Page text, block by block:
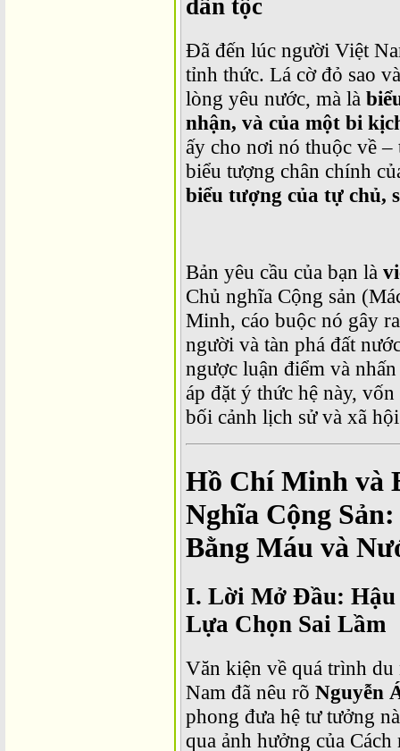
dân tộc
Đã đến lúc người Việt
tỉnh thức. Lá cờ đỏ sao
lòng yêu nước, mà là
nhận, và của một bi
ấy cho nơi nó thuộc về
biểu tượng chân chính
biểu tượng của tự chủ,
Bản yêu cầu của bạn là
Chủ nghĩa Cộng sản
Minh, cáo buộc nó gây
người và tàn phá đất
ngược luận điểm và
áp đặt ý thức hệ này,
bối cảnh lịch sử và xã
Hồ Chí Minh và
Nghĩa Cộng
Bằng Máu và
I. Lời Mở Đầu: Hậu
Lựa Chọn Sai Lầm
Văn kiện về quá trình
Nam đã nêu rõ Nguyễn
phong đưa hệ tư tưởng
qua ảnh hưởng của